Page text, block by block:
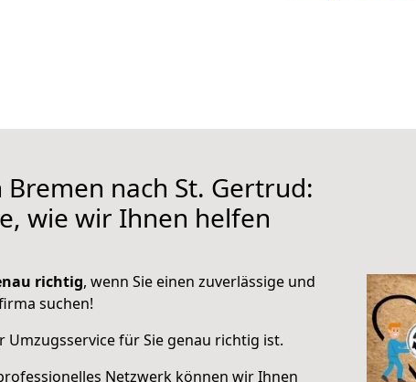
Bremen nach St. Gertrud:
wie wir Ihnen helfen
richtig, wenn Sie einen zuverlässige und
suchen!
Umzugsservice für Sie genau richtig ist.
Netzwerk können wir Ihnen